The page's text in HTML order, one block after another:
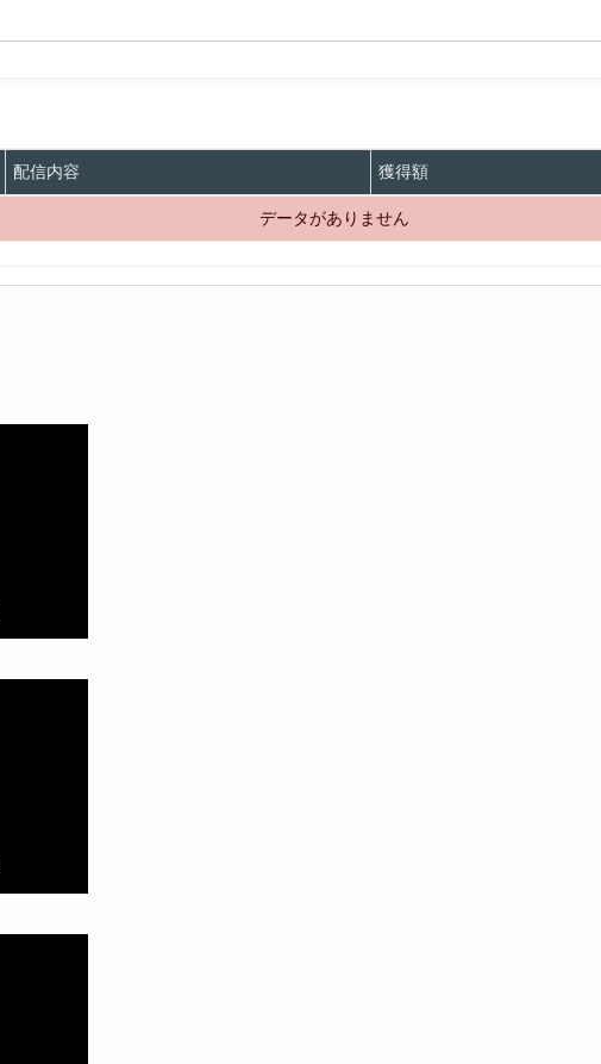
配信内容 獲得額
データがありません